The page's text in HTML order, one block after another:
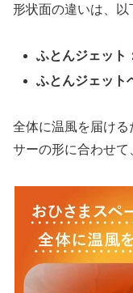
形状面の違いは、以
ふとんジェット
ふとんジェット
全体に温風を届け
サーの形に合わせて